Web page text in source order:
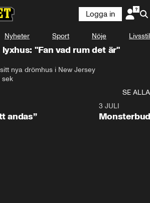
Logga in
Nyheter Sport Nöje Livsstil
"Fan vad rum det är"
nya drömhus i New Jersey
sek
SE ALLA
andas”
3 JULI